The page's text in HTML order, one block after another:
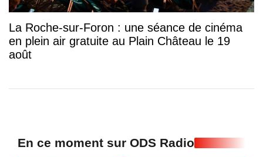
La Roche-sur-Foron : une séance de cinéma
en plein air gratuite au Plain Château le 19
août
En ce moment sur ODS Radio